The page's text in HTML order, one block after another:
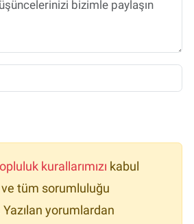
kurallarımızı kabul
tüm sorumluluğu
yorumlardan